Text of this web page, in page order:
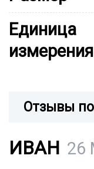
Единица
измерения
Отзывы
ИВАН 26